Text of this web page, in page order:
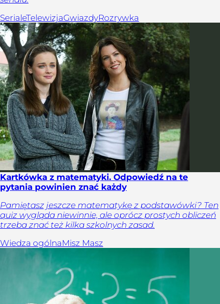
SerialeTelewizjaGwiazdyRozrywka
Kartkówka z matematyki. Odpowiedź na te
pytania powinien znać każdy
Pamiętasz jeszcze matematykę z podstawówki? Ten
quiz wygląda niewinnie, ale oprócz prostych obliczeń
trzeba znać też kilka szkolnych zasad.
Wiedza ogólnaMisz Masz